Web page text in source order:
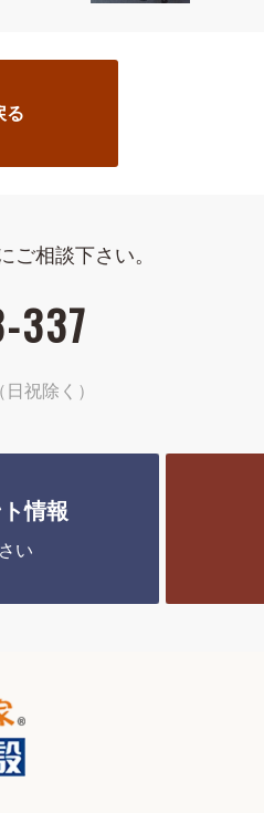
る
ご相談下さい。
337
祝除く）
情報
い